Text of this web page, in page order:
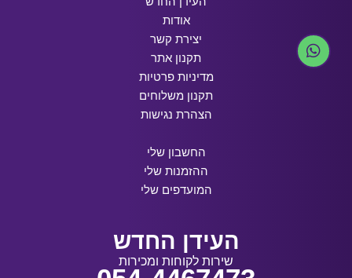
אודות
יצירת קשר
תקנון אתר
מדיניות פרטיות
תקנון משלוחים
הצהרת נגישות
החשבון שלי
ההזמנות שלי
המועדפים שלי
העידן החדש
שירות לקוחות ומכירות